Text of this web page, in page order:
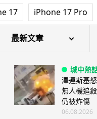
17 iPhone 17 Pro
最新文章
城中熱
澤連斯基
無人機追
仍被炸傷
06.08.2026